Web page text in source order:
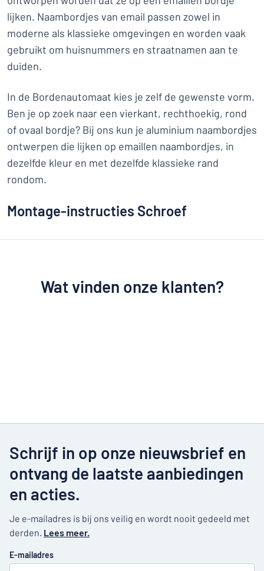
lijken. Naambordjes van email passen zowel in
moderne als klassieke omgevingen en worden vaak
gebruikt om huisnummers en straatnamen aan te
duiden.
In de Bordenautomaat kies je zelf de gewenste vorm.
Ben je op zoek naar een vierkant, rechthoekig, rond
of ovaal bordje? Bij ons kun je aluminium naambordjes
ontwerpen die lijken op emaillen naambordjes, in
dezelfde kleur en met dezelfde klassieke rand
rondom.
Montage-instructies Schroef
Wat vinden onze klanten?
Schrijf in op onze nieuwsbrief en
ontvang de laatste aanbiedingen
en acties.
Je e-mailadres is bij ons veilig en wordt nooit gedeeld met
derden. Lees meer.
E-mailadres